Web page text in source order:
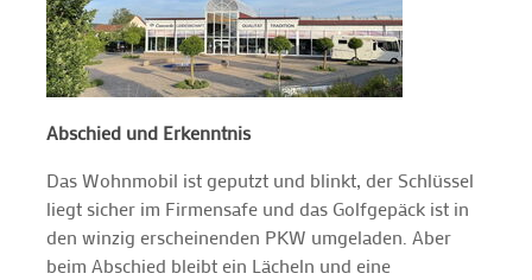
Abschied und Erkenntnis
Das Wohnmobil ist geputzt und blinkt, der Schlüssel
liegt sicher im Firmensafe und das Golfgepäck ist in
den winzig erscheinenden PKW umgeladen. Aber
beim Abschied bleibt ein Lächeln und eine